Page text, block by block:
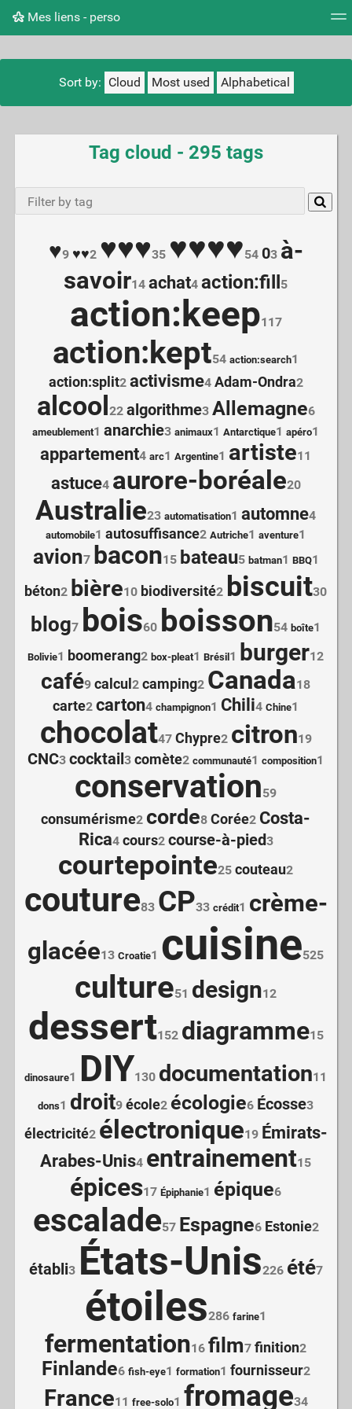
Mes liens - perso
Sort by: Cloud Most used Alphabetical
Tag cloud - 295 tags
♥9 ♥♥2 ♥♥♥35 ♥♥♥♥54 03 à-
savoir14 achat4 action:fill 5
action:keep117
action:kept54 action:search1
action:split2 activisme4 Adam-Ondra2
alcool 22 algorithme3 Allemagne6
ameublement1 anarchie3 animaux1 Antarctique1 apéro1
appartement4 arc1 Argentine1 artiste11
astuce4 aurore-boréale20
Australie23 automatisation1 automne4
automobile1 autosuffisance2 Autriche1 aventure1
avion7 bacon15 bateau5 batman1 BBQ1
béton2 bière10 biodiversité2 biscuit30
blog7 bois60 boisson54 boîte1
Bolivie1 boomerang2 box-pleat1 Brésil 1 burger12
café9 calcul2 camping2 Canada18
carte2 carton4 champignon1 Chili4 Chine1
chocolat47 Chypre2 citron19
CNC3 cocktail3 comète2 communauté1 composition1
conservation59
consumérisme2 corde8 Corée2 Costa-
Rica4 cours2 course-à-pied3
courtepointe25 couteau2
couture83 CP33 crédit1 crème-
glacée13 Croatie1 cuisine525
culture51 design12
dessert152 diagramme15
dinosaure1 DIY130 documentation11
dons1 droit9 école2 écologie6 Écosse3
électricité2 électronique19 Émirats-
Arabes-Unis4 entrainement15
épices17 Épiphanie1 épique6
escalade57 Espagne6 Estonie2
établi3 États-Unis226 été7
étoiles286 farine1
fermentation16 film7 finition2
Finlande6 fish-eye1 formation1 fournisseur2
France11 free-solo1 fromage34